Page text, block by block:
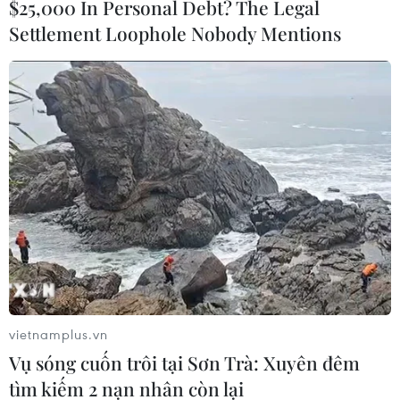
(TTXVN)
#Chứng khoán châu Á
#Tài sản rủi ro
#Chính sách tiền tệ
Áo
Trung Quốc
$25,000 In Personal Debt? The Legal
Settlement Loophole Nobody Mentions
vietnamplus.vn
Vụ sóng cuốn trôi tại Sơn Trà: Xuyên đêm
tìm kiếm 2 nạn nhân còn lại